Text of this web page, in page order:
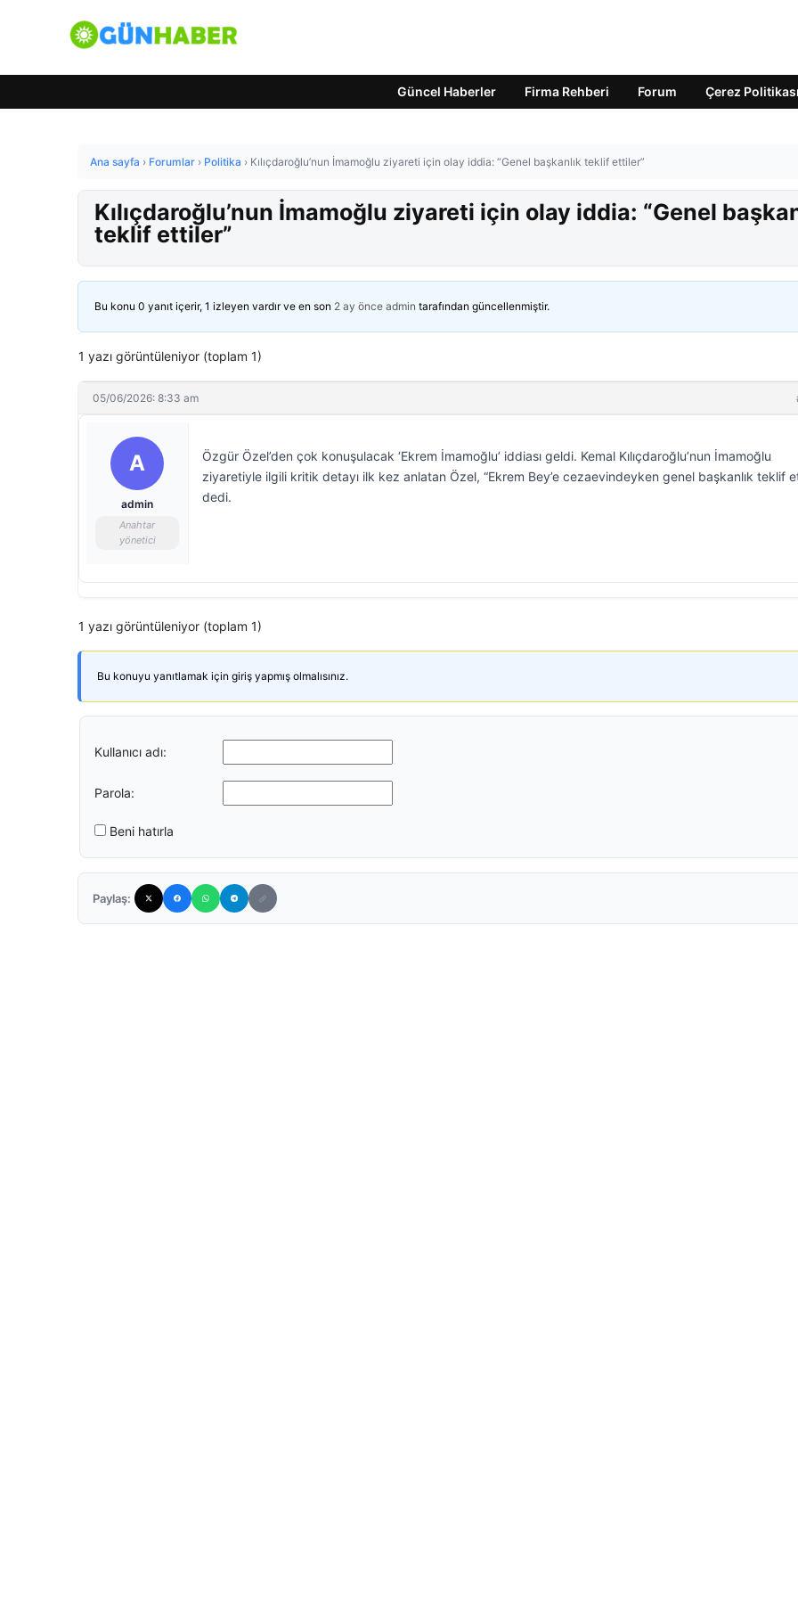
Güncel Haberler Firma Rehberi Forum Çerez Politikası
Ana sayfa › Forumlar › Politika › Kılıçdaroğlu’nun İmamoğlu ziyareti için olay iddia: “Genel başkanlık teklif ettiler”
Kılıçdaroğlu’nun İmamoğlu ziyareti için olay iddia: “Genel
teklif ettiler”
Bu konu 0 yanıt içerir, 1 izleyen vardır ve en son 2 ay önce admin tarafından güncellenmiştir.
1 yazı görüntüleniyor (toplam 1)
05/06/2026: 8:33 am
A
admin
Anahtar
yönetici
Özgür Özel’den çok konuşulacak ‘Ekrem İmamoğlu’ iddiası geldi. Kemal Kılıçdaroğlu’nun İmamoğlu
ziyaretiyle ilgili kritik detayı ilk kez anlatan Özel, “Ekrem Bey’e cezaevindeyken genel başkanlık teklif
dedi.
1 yazı görüntüleniyor (toplam 1)
Bu konuyu yanıtlamak için giriş yapmış olmalısınız.
Kullanıcı adı:
Parola:
Beni hatırla
Paylaş: